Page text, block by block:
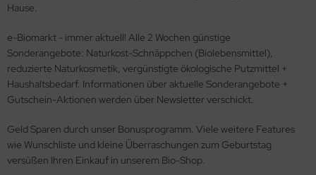
Hause.
e-Biomarkt - immer aktuell! Alle 2 Wochen günstige
Sonderangebote: Naturkost-Schnäppchen (Biolebensmittel),
reduzierte Naturkosmetik, vergünstigte ökologische Putzmittel +
Haushaltsbedarf. Informationen über aktuelle Sonderangebote +
Gutschein-Aktionen werden über Newsletter verschickt.
Geld Sparen durch unser Bonusprogramm. Viele weitere Features
wie Wunschliste und kleine Überraschungen zum Geburtstag
versüßen Ihren Einkauf in unserem Bio-Shop.